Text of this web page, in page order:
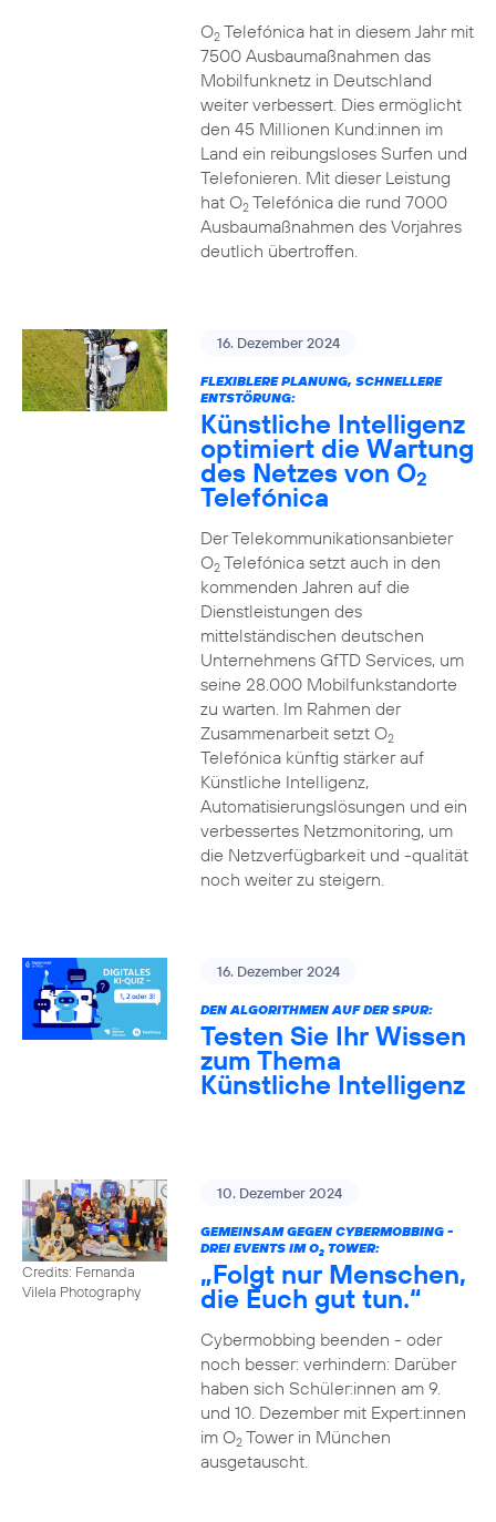
O2Telefónica hat in diesem Jahr mit
7500 Ausbaumaßnahmen das
Mobilfunknetz in Deutschland
weiter verbessert. Dies ermöglicht
den 45 Millionen Kund:innen im
Land ein reibungsloses Surfen und
Telefonieren. Mit dieser Leistung
hat O2Telefónica die rund 7000
Ausbaumaßnahmen des Vorjahres
deutlich übertroffen.
16. Dezember 2024
FLEXIBLERE PLANUNG, SCHNELLERE
ENTSTÖRUNG:
Künstliche Intelligenz
optimiert die Wartung
des Netzes von O2
Telefónica
Der Telekommunikationsanbieter
O2Telefónica setzt auch in den
kommenden Jahren auf die
Dienstleistungen des
mittelständischen deutschen
Unternehmens GfTD Services, um
seine 28.000 Mobilfunkstandorte
zu warten. Im Rahmen der
Zusammenarbeit setzt O2
Telefónica künftig stärker auf
Künstliche Intelligenz,
Automatisierungslösungen und ein
verbessertes Netzmonitoring, um
die Netzverfügbarkeit und -qualität
noch weiter zu steigern.
16. Dezember 2024
DEN ALGORITHMEN AUF DER SPUR:
Testen Sie Ihr Wissen
zum Thema
Künstliche Intelligenz
Credits: Fernanda
Vilela Photography
10. Dezember 2024
GEMEINSAM GEGEN CYBERMOBBING -
DREI EVENTS IM O2TOWER:
„Folgt nur Menschen,
die Euch gut tun.“
Cybermobbing beenden - oder
noch besser: verhindern: Darüber
haben sich Schüler:innen am 9.
und 10. Dezember mit Expert:innen
im O2Tower in München
ausgetauscht.